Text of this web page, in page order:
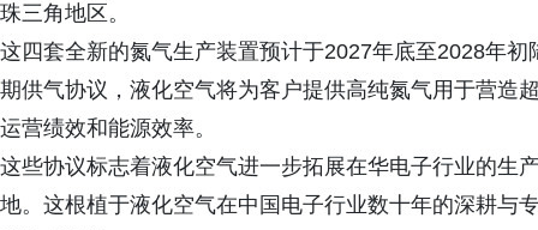
珠三角地区。
这四套全新的氮气生产装置预计于2027年底至2028年
期供气协议，液化空气将为客户提供高纯氮气用于营造
运营绩效和能源效率。
这些协议标志着液化空气进一步拓展在华电子行业的生
地。这根植于液化空气在中国电子行业数十年的深耕与